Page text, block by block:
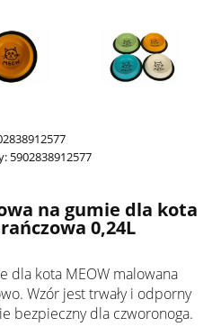
5902838912577
na gumie dla kota
0,24L
dla kota MEOW malowana
Wzór jest trwały i odporny
bezpieczny dla czworonoga.